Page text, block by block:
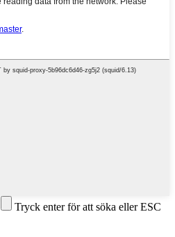
Tryck enter för att söka eller ESC